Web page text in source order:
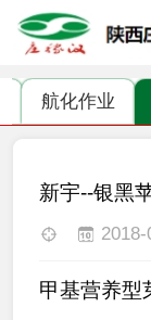
航化作业
新宇--银黑
甲基营养型